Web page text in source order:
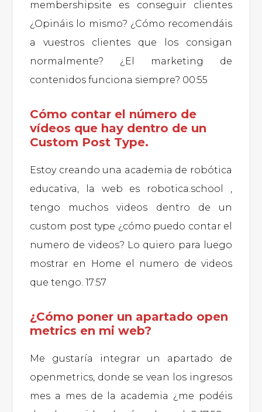
membershipsite es conseguir clientes
¿Opináis lo mismo? ¿Cómo recomendáis
a vuestros clientes que los consigan
normalmente? ¿El marketing de
contenidos funciona siempre? 00:55
Cómo contar el número de
vídeos que hay dentro de un
Custom Post Type.
Estoy creando una academia de robótica
educativa, la web es robotica.school ,
tengo muchos videos dentro de un
custom post type ¿cómo puedo contar el
numero de videos? Lo quiero para luego
mostrar en Home el numero de videos
que tengo. 17:57
¿Cómo poner un apartado open
metrics en mi web?
Me gustaría integrar un apartado de
openmetrics, donde se vean los ingresos
mes a mes de la academia ¿me podéis